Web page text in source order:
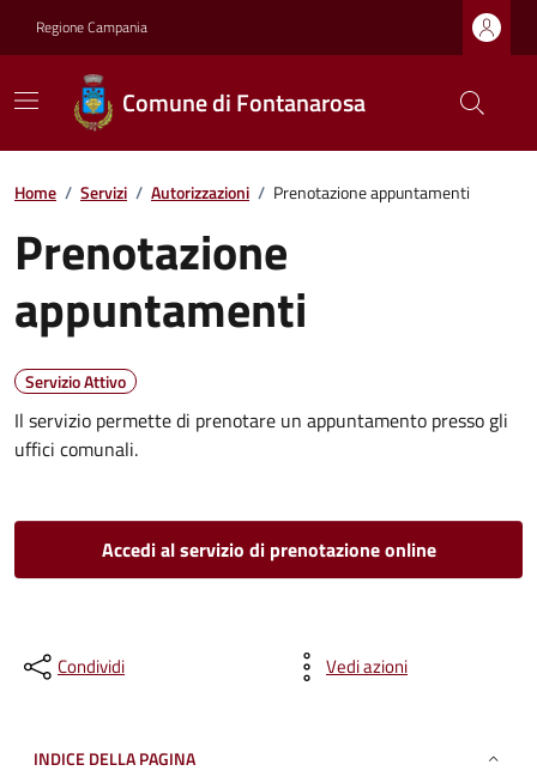
Regione Campania
Comune di Fontanarosa
Home / Servizi / Autorizzazioni / Prenotazione appuntamenti
Prenotazione
appuntamenti
Servizio Attivo
Il servizio permette di prenotare un appuntamento presso gli
uffici comunali.
Accedi al servizio di prenotazione online
Condividi Vedi azioni
INDICE DELLA PAGINA